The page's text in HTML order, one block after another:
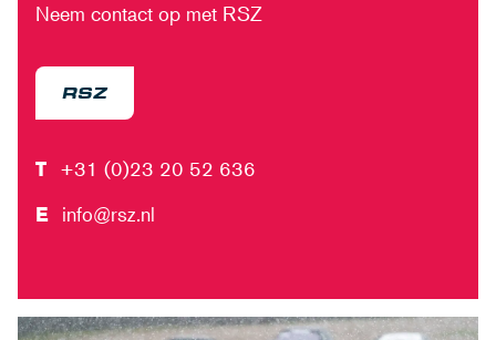
Neem contact op met RSZ
RSZ
T +31 (0)23 20 52 636
E info@rsz.nl